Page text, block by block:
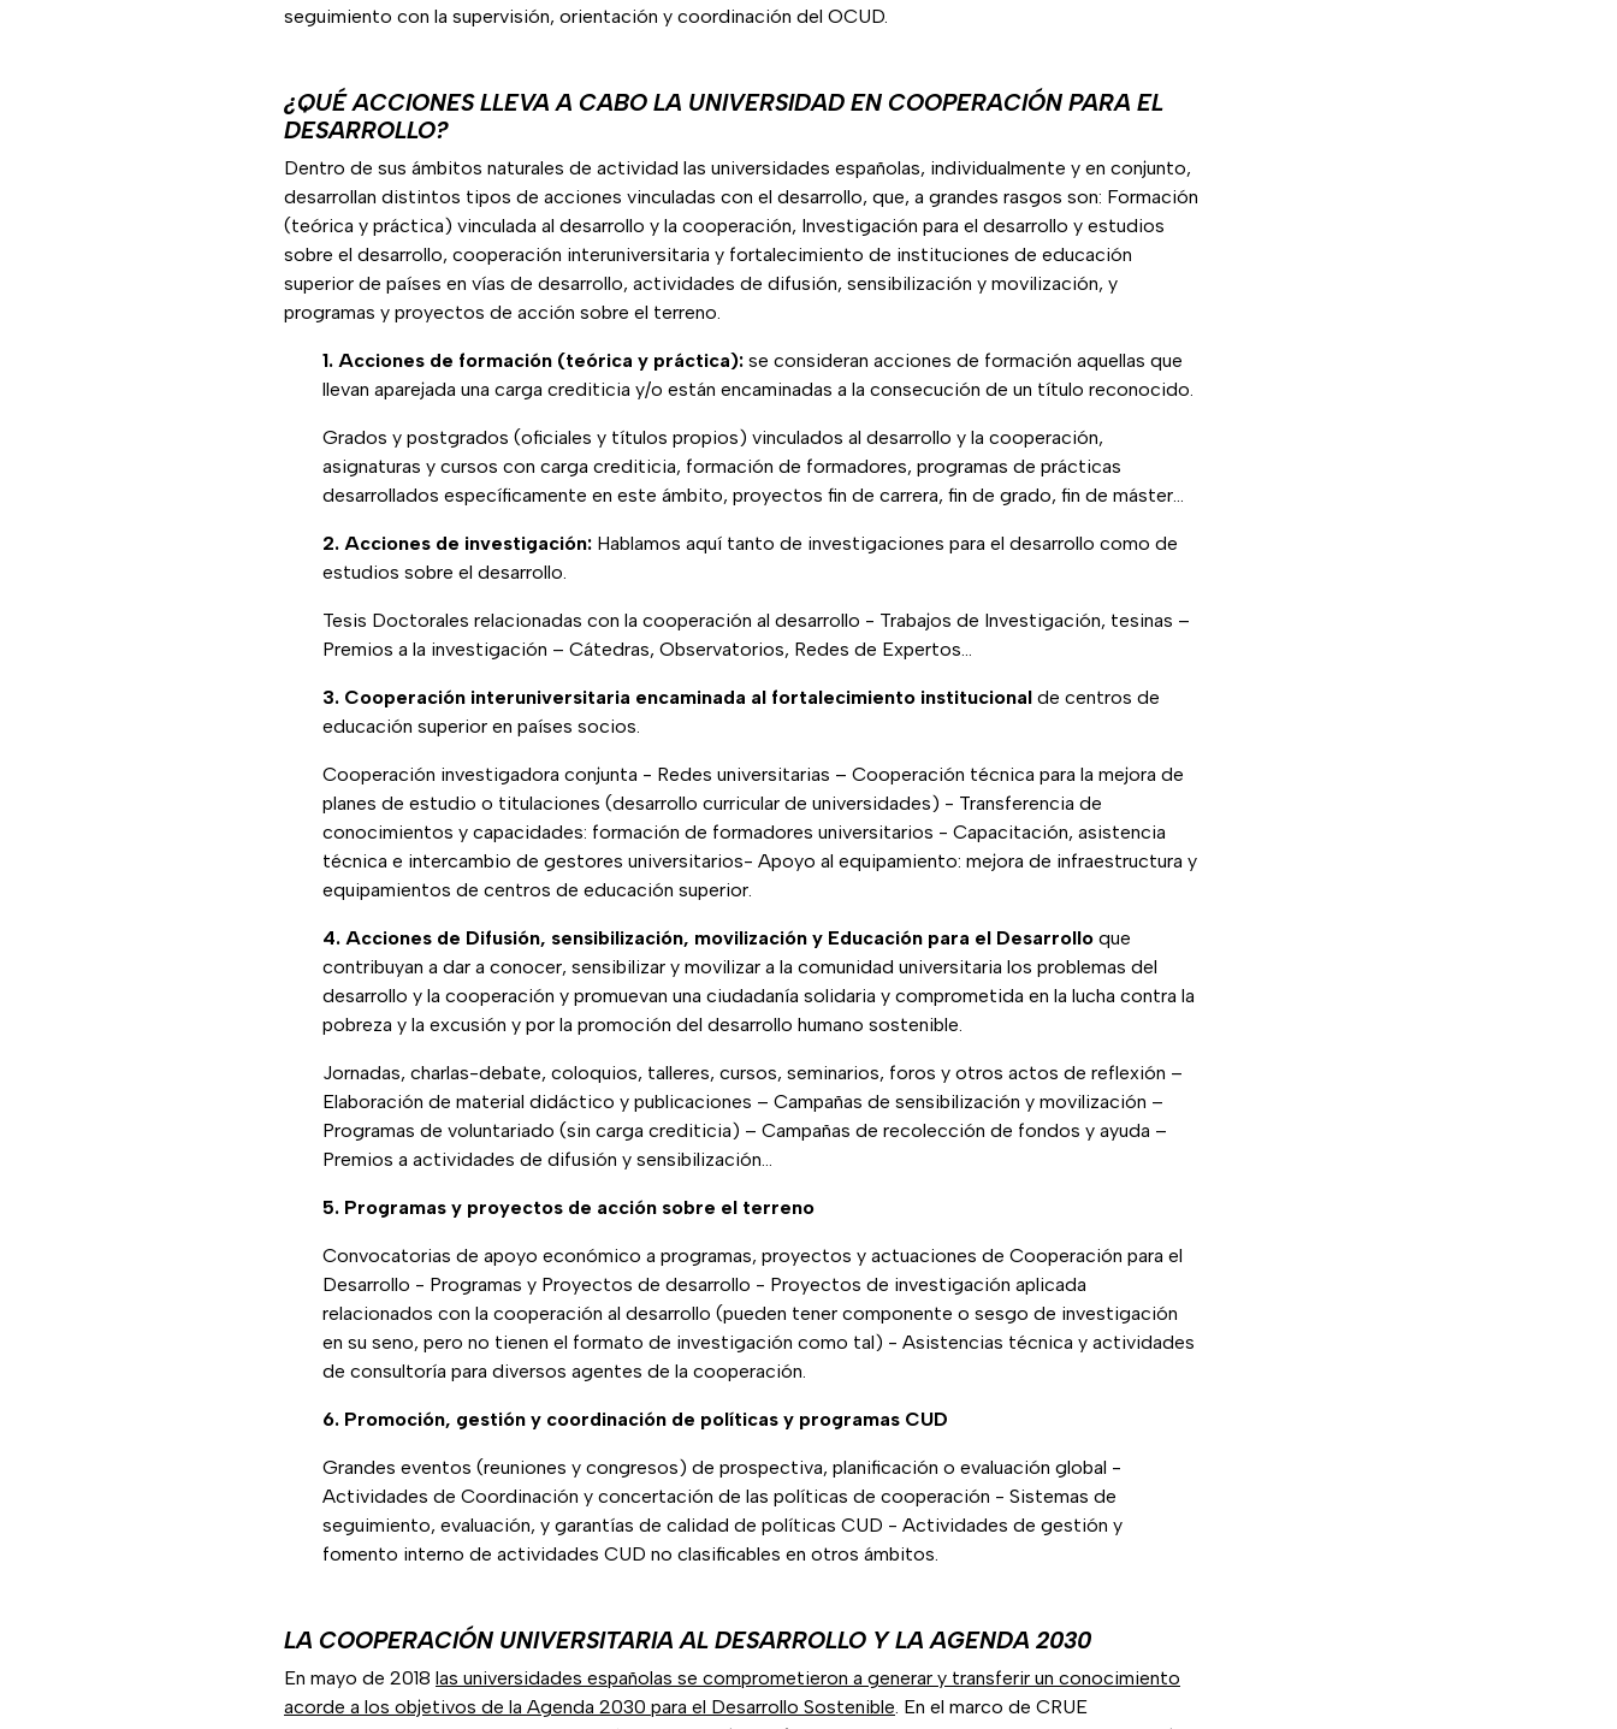
seguimiento con la supervisión, orientación y coordinación del OCUD.
¿QUÉ ACCIONES LLEVA A CABO LA UNIVERSIDAD EN COOPERACIÓN PARA EL
DESARROLLO?
Dentro de sus ámbitos naturales de actividad las universidades españolas, individualmente y en conjunto,
desarrollan distintos tipos de acciones vinculadas con el desarrollo, que, a grandes rasgos son: Formación
(teórica y práctica) vinculada al desarrollo y la cooperación, Investigación para el desarrollo y estudios
sobre el desarrollo, cooperación interuniversitaria y fortalecimiento de instituciones de educación
superior de países en vías de desarrollo, actividades de difusión, sensibilización y movilización, y
programas y proyectos de acción sobre el terreno.
1. Acciones de formación (teórica y práctica): se consideran acciones de formación aquellas que
llevan aparejada una carga crediticia y/o están encaminadas a la consecución de un título reconocido.
Grados y postgrados (oficiales y títulos propios) vinculados al desarrollo y la cooperación,
asignaturas y cursos con carga crediticia, formación de formadores, programas de prácticas
desarrollados específicamente en este ámbito, proyectos fin de carrera, fin de grado, fin de máster…
2. Acciones de investigación: Hablamos aquí tanto de investigaciones para el desarrollo como de
estudios sobre el desarrollo.
Tesis Doctorales relacionadas con la cooperación al desarrollo - Trabajos de Investigación, tesinas –
Premios a la investigación – Cátedras, Observatorios, Redes de Expertos…
3. Cooperación interuniversitaria encaminada al fortalecimiento institucional de centros de
educación superior en países socios.
Cooperación investigadora conjunta - Redes universitarias – Cooperación técnica para la mejora de
planes de estudio o titulaciones (desarrollo curricular de universidades) - Transferencia de
conocimientos y capacidades: formación de formadores universitarios - Capacitación, asistencia
técnica e intercambio de gestores universitarios- Apoyo al equipamiento: mejora de infraestructura y
equipamientos de centros de educación superior.
4. Acciones de Difusión, sensibilización, movilización y Educación para el Desarrollo que
contribuyan a dar a conocer, sensibilizar y movilizar a la comunidad universitaria los problemas del
desarrollo y la cooperación y promuevan una ciudadanía solidaria y comprometida en la lucha contra la
pobreza y la excusión y por la promoción del desarrollo humano sostenible.
Jornadas, charlas-debate, coloquios, talleres, cursos, seminarios, foros y otros actos de reflexión –
Elaboración de material didáctico y publicaciones – Campañas de sensibilización y movilización –
Programas de voluntariado (sin carga crediticia) – Campañas de recolección de fondos y ayuda –
Premios a actividades de difusión y sensibilización…
5. Programas y proyectos de acción sobre el terreno
Convocatorias de apoyo económico a programas, proyectos y actuaciones de Cooperación para el
Desarrollo - Programas y Proyectos de desarrollo - Proyectos de investigación aplicada
relacionados con la cooperación al desarrollo (pueden tener componente o sesgo de investigación
en su seno, pero no tienen el formato de investigación como tal) - Asistencias técnica y actividades
de consultoría para diversos agentes de la cooperación.
6. Promoción, gestión y coordinación de políticas y programas CUD
Grandes eventos (reuniones y congresos) de prospectiva, planificación o evaluación global -
Actividades de Coordinación y concertación de las políticas de cooperación - Sistemas de
seguimiento, evaluación, y garantías de calidad de políticas CUD - Actividades de gestión y
fomento interno de actividades CUD no clasificables en otros ámbitos.
LA COOPERACIÓN UNIVERSITARIA AL DESARROLLO Y LA AGENDA 2030
En mayo de 2018 las universidades españolas se comprometieron a generar y transferir un conocimiento
acorde a los objetivos de la Agenda 2030 para el Desarrollo Sostenible. En el marco de CRUE